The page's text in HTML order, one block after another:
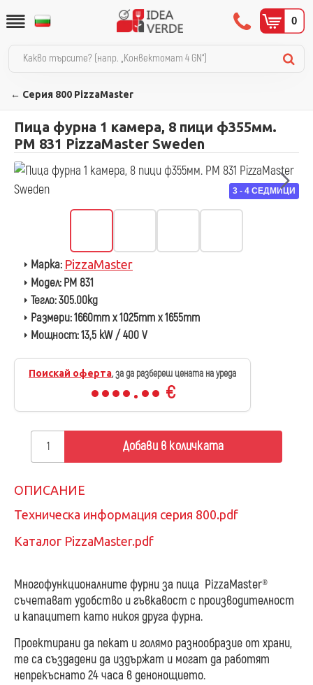
0
← Серия 800 PizzaMaster
Пица фурна 1 камера, 8 пици ф355мм.
PM 831 PizzaMaster Sweden
3 - 4 СЕДМИЦИ
Поискай оферта, за да разбереш цената на уреда
€
Марка: PizzaMaster
Модел:PM 831
Тегло:305.00kg
Размери:1660mm x 1025mm x 1655mm
Мощност:13,5 kW / 400 V
Добави в количката
ОПИСАНИЕ
Техническа информация серия 800.pdf
Каталог PizzaMaster.pdf
Многофункционалните фурни за пица PizzaMaster®
съчетават удобство и гъвкавост с производителност
и капацитет като никоя друга фурна.
Проектирани да пекат и голямо разнообразие от храни,
те са създадени да издържат и могат да работят
непрекъснато 24 часа в денонощието.